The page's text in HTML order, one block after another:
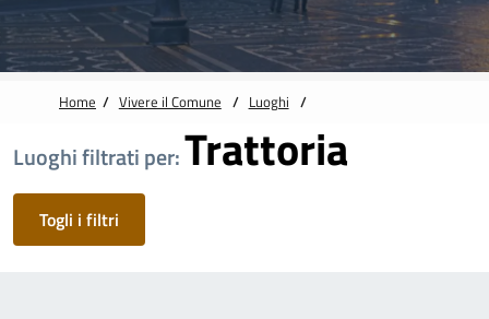
Home / Vivere il Comune / Luoghi /
Luoghi filtrati per:Trattoria
Togli i filtri